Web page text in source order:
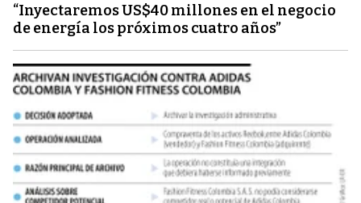
“Inyectaremos US$40 millones en el negocio
de energía los próximos cuatro años”